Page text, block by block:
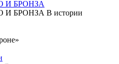
И БРОНЗА
БРОНЗА В истории